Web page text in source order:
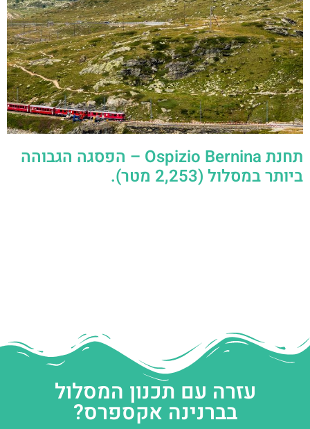
תחנת Ospizio Bernina – הפסגה הגבוהה
ביותר במסלול (2,253 מטר).
עזרה עם תכנון המסלול
בברנינה אקספרס?